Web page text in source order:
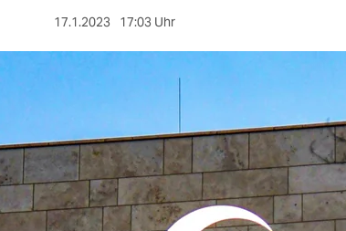
17.1.2023 17:03 Uhr